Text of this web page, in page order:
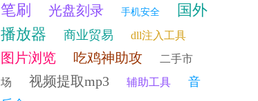
笔刷
光盘刻录 手机安全
国外
播放器
商业贸易 dll注入工具
图片浏览 吃鸡神助攻
二手市
场
视频提取mp3 辅助工具
音